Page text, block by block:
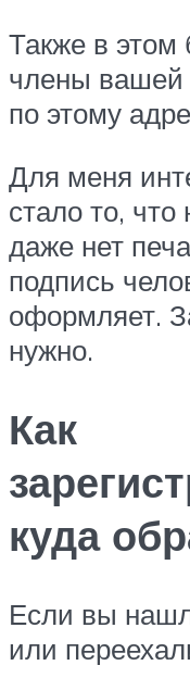
Также в этом
члены вашей
по этому
Для меня
стало то, что
даже нет
подпись
оформляет.
нужно.
Как
куда
Если вы
или